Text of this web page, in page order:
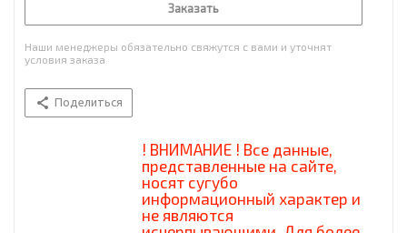
Заказать
Наши менеджеры обязательно свяжутся с вами и уточнят
условия заказа
Поделиться
! ВНИМАНИЕ ! Все данные,
представленные на сайте,
носят сугубо
информационный характер и
не являются